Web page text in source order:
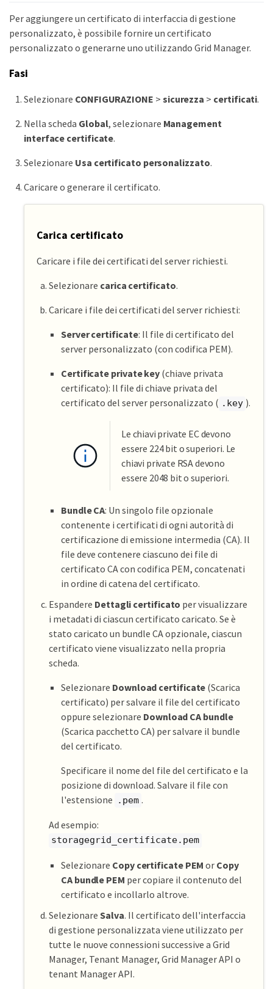
Per aggiungere un certificato di interfaccia di gestione
personalizzato, è possibile fornire un certificato
personalizzato o generarne uno utilizzando Grid Manager.
Fasi
Selezionare CONFIGURAZIONE > sicurezza > certificati.
Nella scheda Global, selezionare Management
interface certificate.
Selezionare Usa certificato personalizzato.
Caricare o generare il certificato.
Carica certificato
Caricare i file dei certificati del server richiesti.
Selezionare carica certificato.
Caricare i file dei certificati del server richiesti:
Server certificate: Il file di certificato del
server personalizzato (con codifica PEM).
Certificate private key (chiave privata
certificato): Il file di chiave privata del
certificato del server personalizzato ( .key ).
Le chiavi private EC devono
essere 224 bit o superiori. Le
chiavi private RSA devono
essere 2048 bit o superiori.
Bundle CA: Un singolo file opzionale
contenente i certificati di ogni autorità di
certificazione di emissione intermedia (CA). Il
file deve contenere ciascuno dei file di
certificato CA con codifica PEM, concatenati
in ordine di catena del certificato.
Espandere Dettagli certificato per visualizzare
i metadati di ciascun certificato caricato. Se è
stato caricato un bundle CA opzionale, ciascun
certificato viene visualizzato nella propria
scheda.
Selezionare Download certificate (Scarica
certificato) per salvare il file del certificato
oppure selezionare Download CA bundle
(Scarica pacchetto CA) per salvare il bundle
del certificato.
Specificare il nome del file del certificato e la
posizione di download. Salvare il file con
l'estensione
.pem .
Ad esempio:
storagegrid_certificate.pem
Selezionare Copy certificate PEM or Copy
CA bundle PEM per copiare il contenuto del
certificato e incollarlo altrove.
Selezionare Salva. Il certificato dell'interfaccia
di gestione personalizzata viene utilizzato per
tutte le nuove connessioni successive a Grid
Manager, Tenant Manager, Grid Manager API o
tenant Manager API.